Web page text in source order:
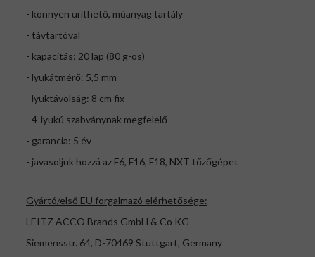
- könnyen üríthető, műanyag tartály
- távtartóval
- kapacitás: 20 lap (80 g-os)
- lyukátmérő: 5,5 mm
- lyuktávolság: 8 cm fix
- 4-lyukú szabványnak megfelelő
- garancia: 5 év
- javasoljuk hozzá az F6, F16, F18, NXT tűzőgépet
Gyártó/első EU forgalmazó elérhetősége:
LEITZ ACCO Brands GmbH & Co KG
Siemensstr. 64, D-70469 Stuttgart, Germany